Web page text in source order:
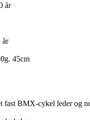
år
år
45cm
fast BMX-cykel leder og